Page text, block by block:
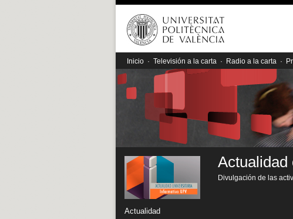
Inicio · Televisión a la carta · Radio a la carta ·
Actualidad
Actualidad
Divulgación de las